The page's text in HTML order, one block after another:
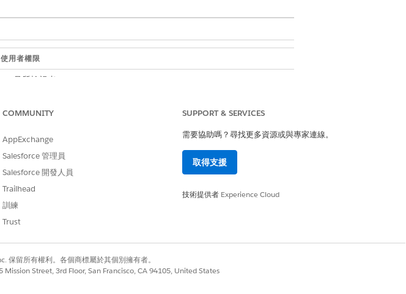
用者權限
品質檢視者
無法編輯評估。
是 否
COMMUNITY
AppExchange
Salesforce 管理員
Salesforce 開發人員
Trailhead
訓練
Trust
SUPPORT & SERVICES
需要協助嗎？尋找更多資源或與專家連線。
取得支援
技術提供者 Experience Cloud
留所有權利。各個商標屬於其個別擁有者。
Mission Street, 3rd Floor, San Francisco, CA 94105, United States